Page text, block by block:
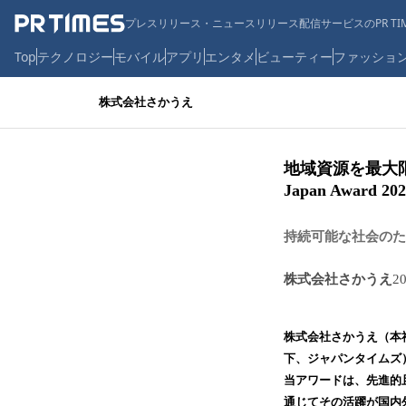
プレスリリース・ニュースリリース配信サービスのPR
Topテクノロジーモバイルアプリ エンタメ ビューティーファッショ
株式会社さかうえ
地域資源を最大
Japan Award
持続可能な社会の
株式会社さかうえ
株式会社さかうえ（
下、ジャパンタイムズ
当アワードは、先進
通じてその活躍が国内